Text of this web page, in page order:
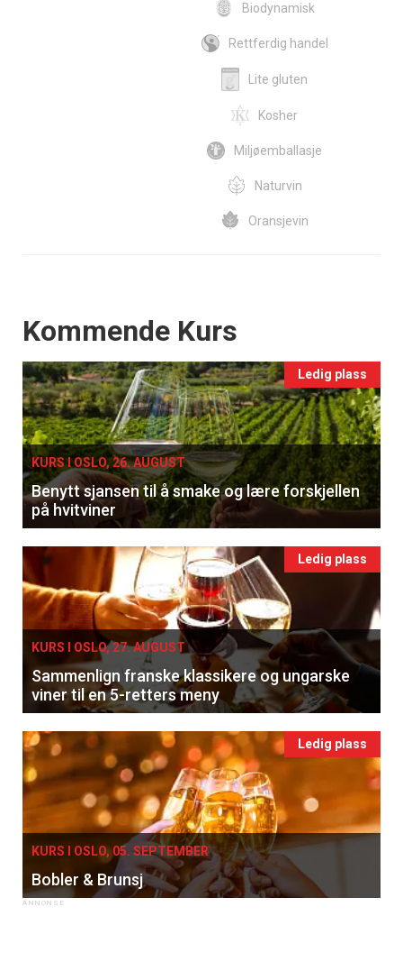
Biodynamisk
Rettferdig handel
Lite gluten
Kosher
Miljøemballasje
Naturvin
Oransjevin
Events
Kommende Kurs
Ledig plass
KURS I OSLO, 26. AUGUST
Benytt sjansen til å smake og lære forskjellen
på hvitviner
Ledig plass
KURS I OSLO, 27. AUGUST
Sammenlign franske klassikere og ungarske
viner til en 5-retters meny
Ledig plass
KURS I OSLO, 05. SEPTEMBER
Bobler & Brunsj